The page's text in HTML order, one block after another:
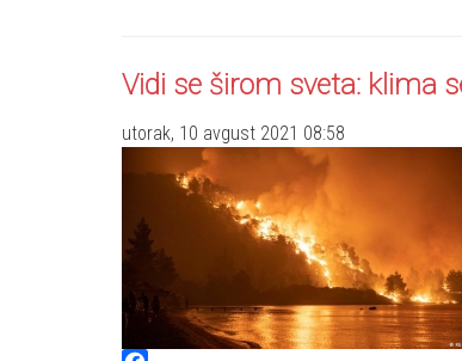
Vidi se širom sveta: klima
utorak, 10 avgust 2021 08:58